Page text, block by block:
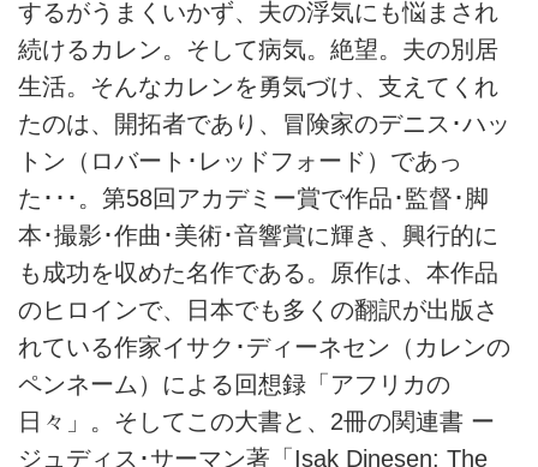
するがうまくいかず、夫の浮気にも悩まされ
続けるカレン。そして病気。絶望。夫の別居
生活。そんなカレンを勇気づけ、支えてくれ
たのは、開拓者であり、冒険家のデニス･ハッ
トン（ロバート･レッドフォード）であっ
た･･･。第58回アカデミー賞で作品･監督･脚
本･撮影･作曲･美術･音響賞に輝き、興行的に
も成功を収めた名作である。原作は、本作品
のヒロインで、日本でも多くの翻訳が出版さ
れている作家イサク･ディーネセン（カレンの
ペンネーム）による回想録「アフリカの
日々」。そしてこの大書と、2冊の関連書 ー
ジュディス･サーマン著「Isak Dinesen: The